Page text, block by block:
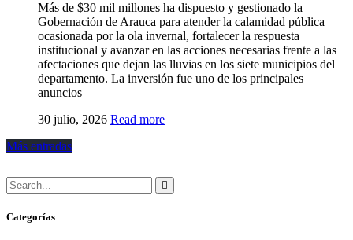
Más de $30 mil millones ha dispuesto y gestionado la
Gobernación de Arauca para atender la calamidad pública
ocasionada por la ola invernal, fortalecer la respuesta
institucional y avanzar en las acciones necesarias frente a las
afectaciones que dejan las lluvias en los siete municipios del
departamento. La inversión fue uno de los principales
anuncios
30 julio, 2026 Read more
Más entradas
Categorías